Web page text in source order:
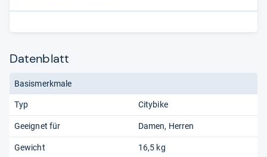
Datenblatt
Basismerkmale
Typ Citybike
Geeignet für Damen Herren
Gewicht 16,5 kg